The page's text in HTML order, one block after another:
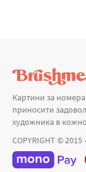
Картини за
приносити
художника в
COPYRIGHT © 2015